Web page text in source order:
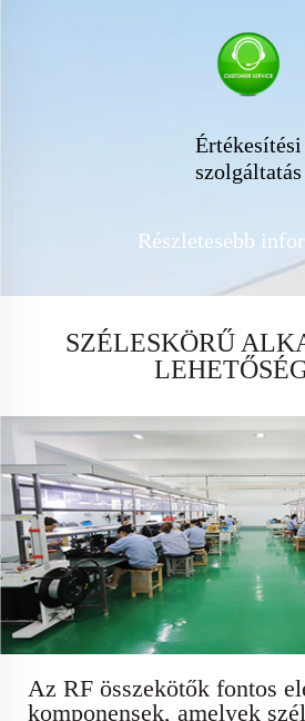
Értékesítési
szolgáltatás
Részletesebb
SZÉLESKÖRŰ
Az RF összekötők fontos
komponensek, amelyek